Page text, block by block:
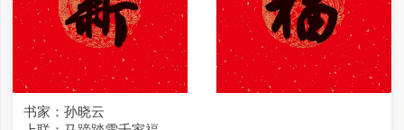
书家：孙晓云